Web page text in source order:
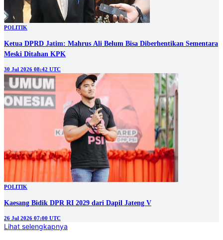
POLITIK
Ketua DPRD Jatim: Mahrus Ali Belum Bisa Diberhentikan Sementara
Meski Ditahan KPK
30 Jul 2026 08:42 UTC
POLITIK
Kaesang Bidik DPR RI 2029 dari Dapil Jateng V
26 Jul 2026 07:00 UTC
Lihat selengkapnya